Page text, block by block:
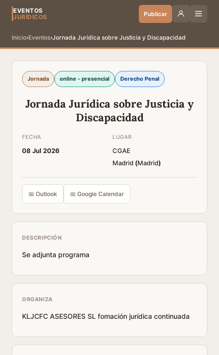
EVENTOS
JURÍDICOS
Publicar
Inicio›Eventos›Jornada Jurídica sobre Justicia y Discapacidad
Jornada online - presencial Derecho Penal
Jornada Jurídica sobre Justicia y
Discapacidad
FECHA
08 Jul 2026
LUGAR
CGAE
Madrid (Madrid)
📅 Outlook 📅 Google Calendar
DESCRIPCIÓN
Se adjunta programa
ORGANIZA
KLJCFC ASESORES SL fomación jurídica continuada